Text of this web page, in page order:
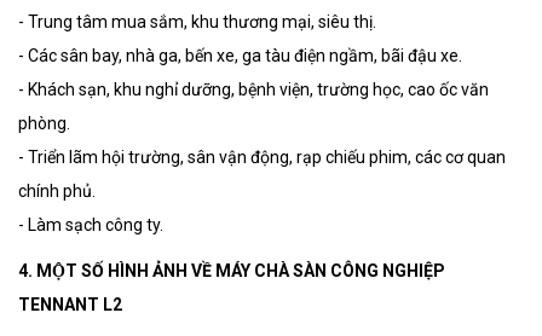
- Trung tâm mua sắm, khu thương mại, siêu thị.
- Các sân bay, nhà ga, bến xe, ga tàu điện ngầm, bãi đậu xe.
- Khách sạn, khu nghỉ dưỡng, bệnh viện, trường học, cao ốc văn
phòng.
- Triển lãm hội trường, sân vận động, rạp chiếu phim, các cơ quan
chính phủ.
- Làm sạch công ty.
4. MỘT SỐ HÌNH ẢNH VỀ MÁY CHÀ SÀN CÔNG NGHIỆP
TENNANT L2